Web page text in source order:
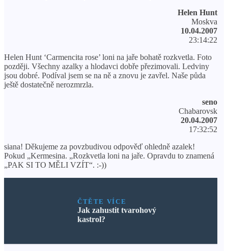
Helen Hunt
Moskva
10.04.2007
23:14:22
Helen Hunt ‘Carmencita rose’ loni na jaře bohatě rozkvetla. Foto
později. Všechny azalky a hlodavci dobře přezimovali. Ledviny
jsou dobré. Podíval jsem se na ně a znovu je zavřel. Naše půda
ještě dostatečně nerozmrzla.
seno
Chabarovsk
20.04.2007
17:32:52
siana! Děkujeme za povzbudivou odpověď ohledně azalek!
Pokud „Kermesina. „Rozkvetla loni na jaře. Opravdu to znamená
„PAK SI TO MĚLI VZÍT“. :-))
ČTĚTE VÍCE
Jak zahustit tvarohový
kastrol?